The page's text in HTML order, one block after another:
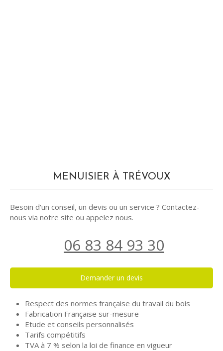
MENUISIER À TRÉVOUX
Besoin d'un conseil, un devis ou un service ? Contactez-
nous via notre site ou appelez nous.
06 83 84 93 30
Demander un devis
Respect des normes française du travail du bois
Fabrication Française sur-mesure
Etude et conseils personnalisés
Tarifs compétitifs
TVA à 7 % selon la loi de finance en vigueur